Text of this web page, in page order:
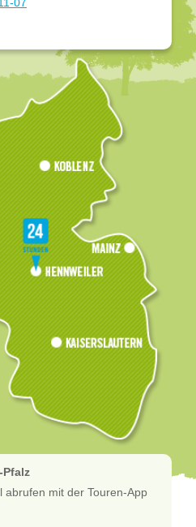
abrufen mit der Touren-App